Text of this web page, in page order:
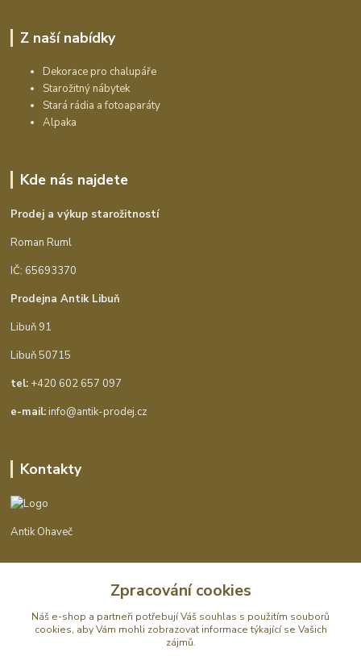
Z naší nabídky
Dekorace pro chalupáře
Starožitný nábytek
Stará rádia a fotoaparáty
Alpaka
Kde nás najdete
Prodej a výkup starožitností
Roman Ruml
IČ: 65693370
Prodejna Antik Libuň
Libuň 91
Libuň 50715
tel: +420 602 657 097
e-mail:info@antik-prodej.cz
Kontakty
Antik Ohaveč
info@antik-prodej.cz
Zpracování cookies
Náš e-shop a partneři potřebují Váš souhlas s použitím souborů
cookies, aby Vám mohli zobrazovat informace týkající se Vašich
zájmů.